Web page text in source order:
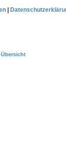
|
Übersicht